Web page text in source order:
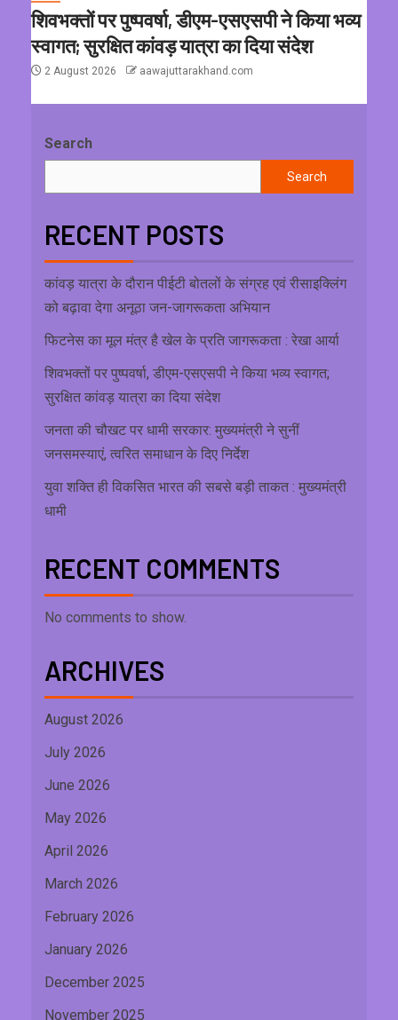
शिवभक्तों पर पुष्पवर्षा, डीएम-एसएसपी ने किया भव्य
स्वागत; सुरक्षित कांवड़ यात्रा का दिया संदेश
2 August 2026 aawajuttarakhand.com
Search
Search
RECENT POSTS
कांवड़ यात्रा के दौरान पीईटी बोतलों के संग्रह एवं रीसाइक्लिंग
को बढ़ावा देगा अनूठा जन-जागरूकता अभियान
फिटनेस का मूल मंत्र है खेल के प्रति जागरूकता : रेखा आर्या
शिवभक्तों पर पुष्पवर्षा, डीएम-एसएसपी ने किया भव्य स्वागत;
सुरक्षित कांवड़ यात्रा का दिया संदेश
जनता की चौखट पर धामी सरकार: मुख्यमंत्री ने सुनीं
जनसमस्याएं, त्वरित समाधान के दिए निर्देश
युवा शक्ति ही विकसित भारत की सबसे बड़ी ताकत : मुख्यमंत्री
धामी
RECENT COMMENTS
No comments to show.
ARCHIVES
August 2026
July 2026
June 2026
May 2026
April 2026
March 2026
February 2026
January 2026
December 2025
November 2025